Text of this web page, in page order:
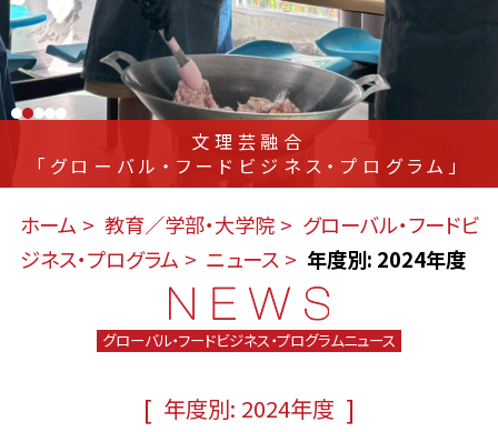
文理芸融合
「グローバル・フードビジネス・プログラム」
ホーム 教育／学部・大学院
グローバル・フードビ
ジネス・プログラム
ニュース 年度別: 2024年度
グローバル・フードビジネス・プログラムニュース
[ 年度別: 2024年度 ]